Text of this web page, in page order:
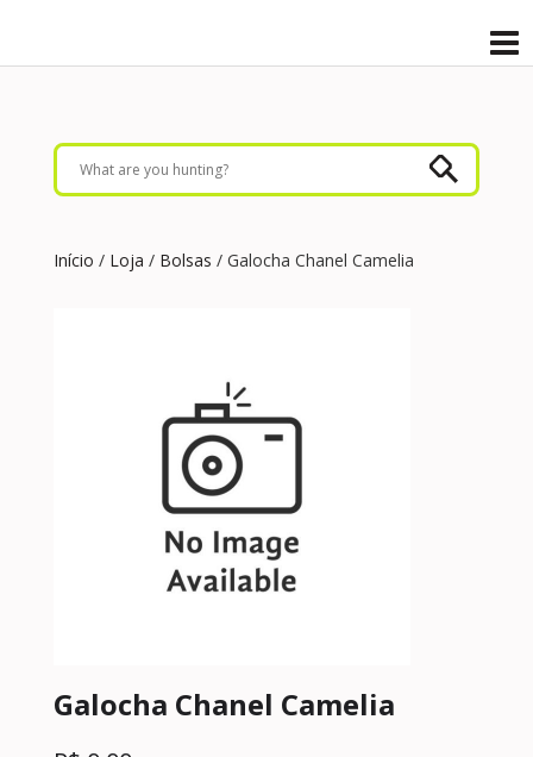
Início / Loja / Bolsas / Galocha Chanel Camelia
Galocha Chanel Camelia